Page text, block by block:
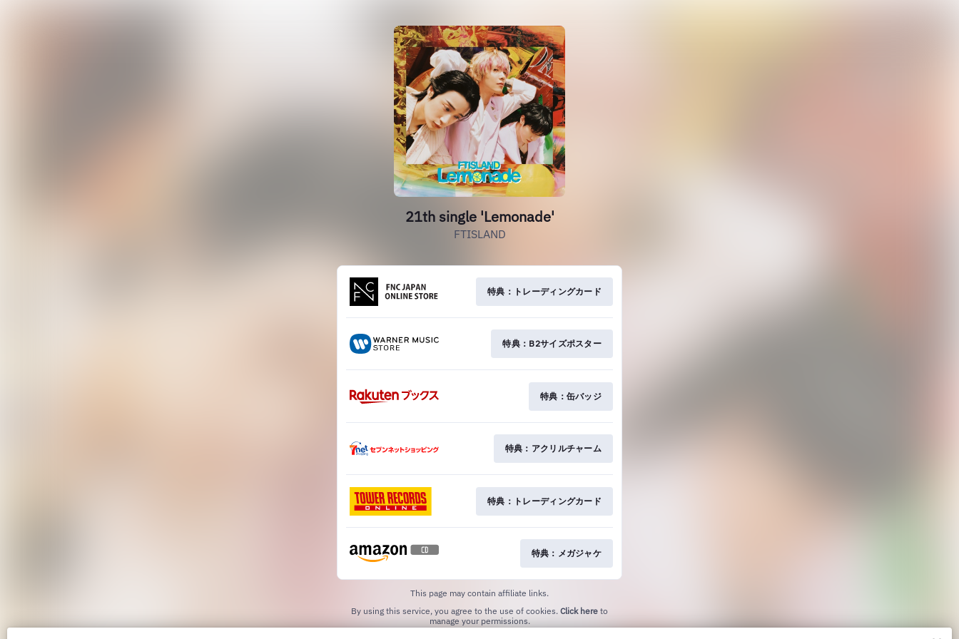
21th single 'Lemonade'
FTISLAND
特典：トレーディングカード
特典：B2サイズポスター
特典：缶バッジ
特典：アクリルチャーム
特典：トレーディングカード
特典：メガジャケ
This page may contain affiliate links.
By using this service, you agree to the use of cookies. Click here to
manage your permissions.